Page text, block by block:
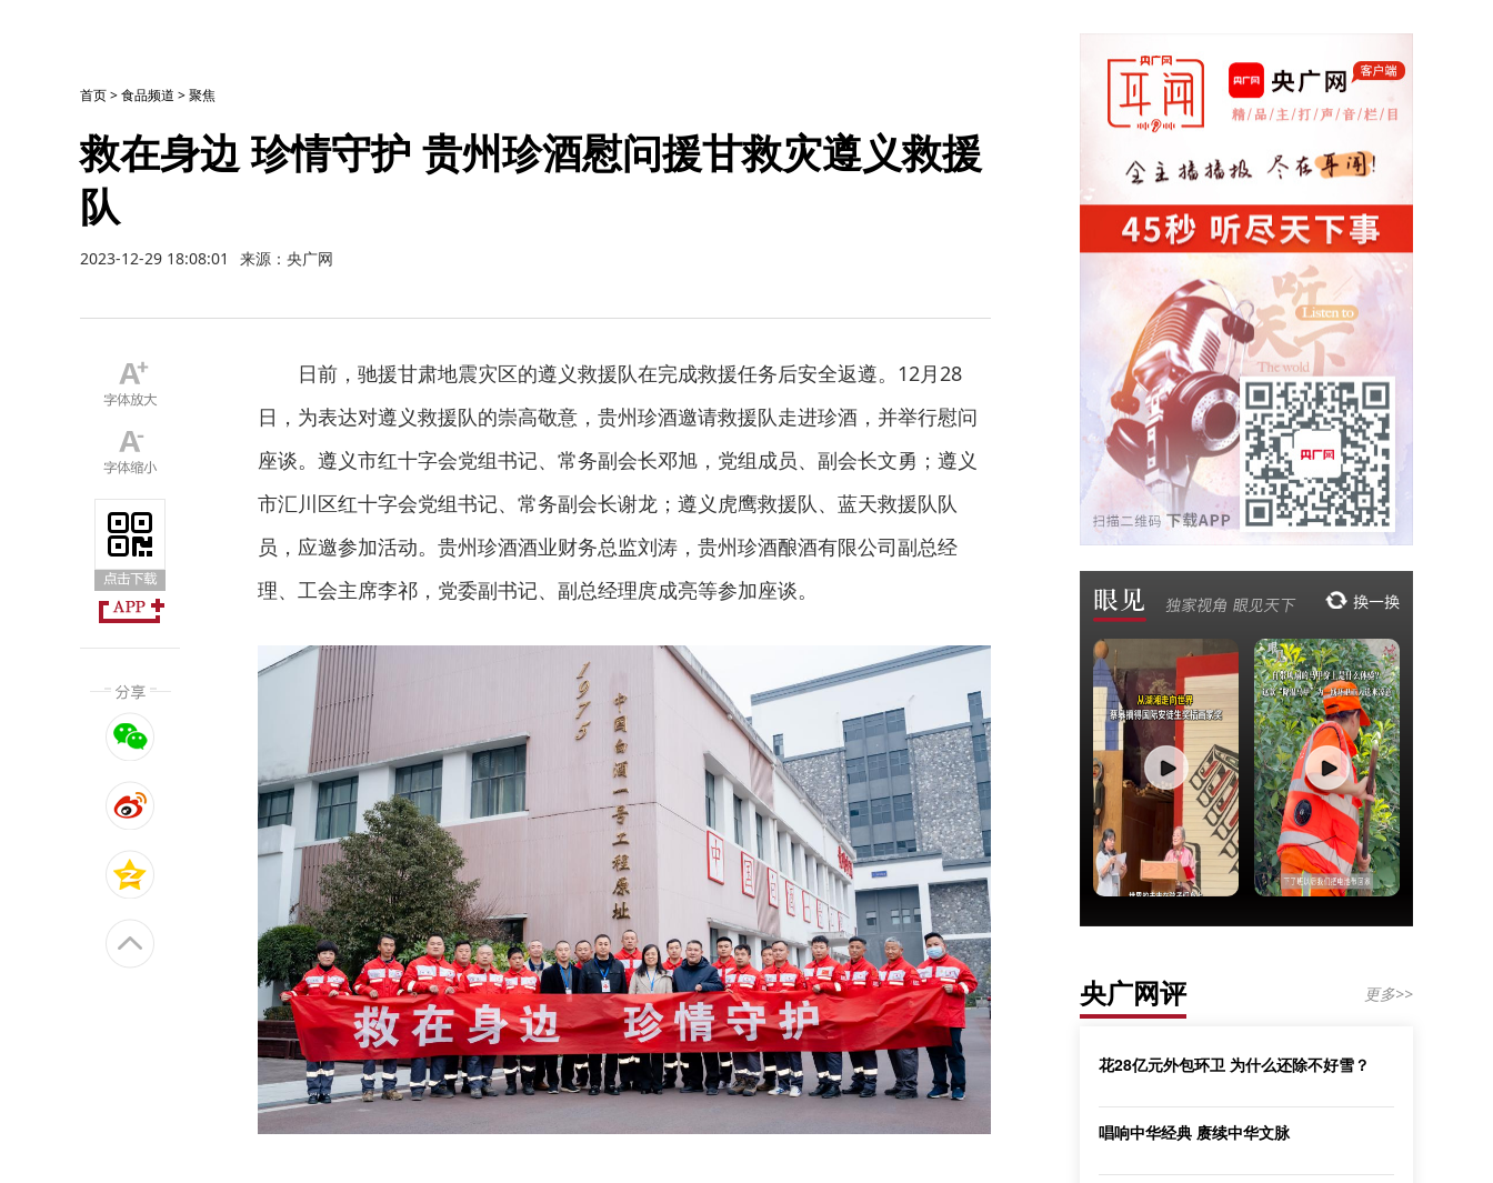
首页>食品频道 >聚焦
救在身边 珍情守护 贵州珍酒慰问援甘救灾遵义救援
队
2023-12-29 18:08:01 来源：央广网
日前，驰援甘肃地震灾区的遵义救援队在完成救援任务后安全返遵。12月28
日，为表达对遵义救援队的崇高敬意，贵州珍酒邀请救援队走进珍酒，并举行慰问
座谈。遵义市红十字会党组书记、常务副会长邓旭，党组成员、副会长文勇；遵义
市汇川区红十字会党组书记、常务副会长谢龙；遵义虎鹰救援队、蓝天救援队队
员，应邀参加活动。贵州珍酒酒业财务总监刘涛，贵州珍酒酿酒有限公司副总经
理、工会主席李祁，党委副书记、副总经理庹成亮等参加座谈。
央广网评 更多>>
花28亿元外包环卫 为什么还除不好雪？
唱响中华经典 赓续中华文脉